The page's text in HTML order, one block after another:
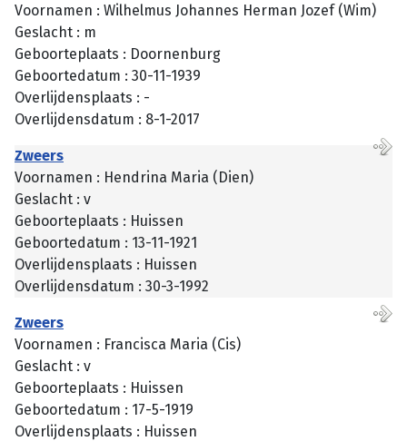
Voornamen : Wilhelmus Johannes Herman Jozef (Wim)
Geslacht : m
Geboorteplaats : Doornenburg
Geboortedatum : 30-11-1939
Overlijdensplaats : -
Overlijdensdatum : 8-1-2017
Zweers
Voornamen : Hendrina Maria (Dien)
Geslacht : v
Geboorteplaats : Huissen
Geboortedatum : 13-11-1921
Overlijdensplaats : Huissen
Overlijdensdatum : 30-3-1992
Zweers
Voornamen : Francisca Maria (Cis)
Geslacht : v
Geboorteplaats : Huissen
Geboortedatum : 17-5-1919
Overlijdensplaats : Huissen